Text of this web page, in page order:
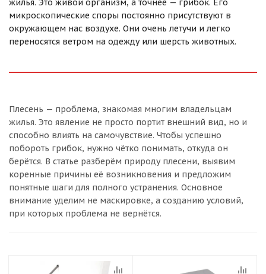
микроскопические споры постоянно присутствуют в
окружающем нас воздухе. Они очень летучи и легко
переносятся ветром на одежду или шерсть животных.
Плесень — проблема, знакомая многим владельцам
жилья. Это явление не просто портит внешний вид, но и
способно влиять на самочувствие. Чтобы успешно
побороть грибок, нужно чётко понимать, откуда он
берётся. В статье разберём природу плесени, выявим
коренные причины её возникновения и предложим
понятные шаги для полного устранения. Основное
внимание уделим не маскировке, а созданию условий,
при которых проблема не вернётся.